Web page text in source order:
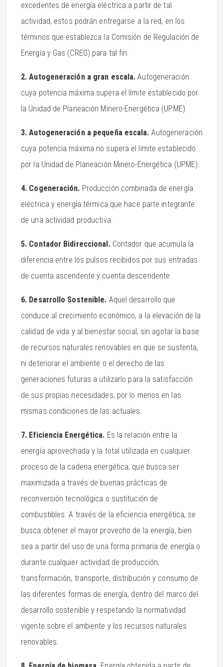
excedentes de energía eléctrica a partir de tal
actividad, estos podrán entregarse a la red, en los
términos que establezca la Comisión de Regulación de
Energía y Gas (CREG) para tal fin.
2. Autogeneración a gran escala. Autogeneración
cuya potencia máxima supera el límite establecido por
la Unidad de Planeación Minero-Energética (UPME).
3. Autogeneración a pequeña escala. Autogeneración
cuya potencia máxima no supera el límite establecido
por la Unidad de Planeación Minero-Energética (UPME).
4. Cogeneración. Producción combinada de energía
eléctrica y energía térmica que hace parte integrante
de una actividad productiva.
5. Contador Bidireccional.Contador que acumula la
diferencia entre los pulsos recibidos por sus entradas
de cuenta ascendente y cuenta descendente.
6. Desarrollo Sostenible. Aquel desarrollo que
conduce al crecimiento económico, a la elevación de la
calidad de vida y al bienestar social, sin agotar la base
de recursos naturales renovables en que se sustenta,
ni deteriorar el ambiente o el derecho de las
generaciones futuras a utilizarlo para la satisfacción
de sus propias necesidades, por lo menos en las
mismas condiciones de las actuales.
7. Eficiencia Energética. Es la relación entre la
energía aprovechada y la total utilizada en cualquier
proceso de la cadena energética, que busca ser
maximizada a través de buenas prácticas de
reconversión tecnológica o sustitución de
combustibles. A través de la eficiencia energética, se
busca obtener el mayor provecho de la energía, bien
sea a partir del uso de una forma primaria de energía o
durante cualquier actividad de producción,
transformación, transporte, distribución y consumo de
las diferentes formas de energía, dentro del marco del
desarrollo sostenible y respetando la normatividad
vigente sobre el ambiente y los recursos naturales
renovables.